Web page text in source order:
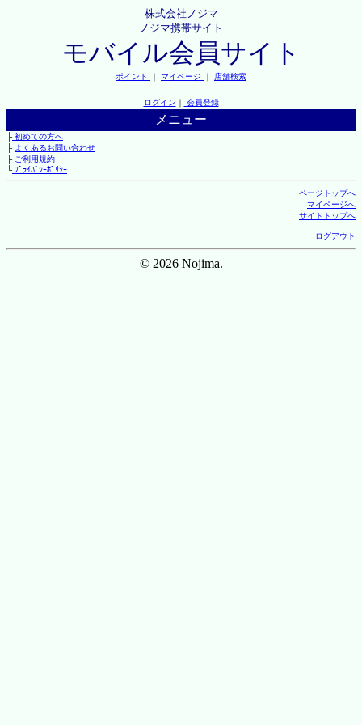
株式会社ノジマ
ノジマ携帯サイト
モバイル会員サイト
ポイント ｜ マイページ ｜ 店舗検索
ログイン ｜ 会員登録
メニュー
├初めての方へ
├ よくあるお問い合わせ
├ご利用規約
└ﾌﾟﾗｲﾊﾞｼｰﾎﾟﾘｼｰ
ページトップへ
マイページへ
サイトトップへ
ログアウト
© 2026 Nojima.